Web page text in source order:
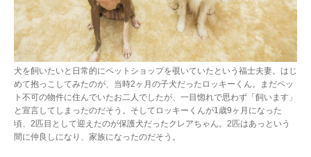
犬を飼いたいと日常的にペットショップを覗いていたという福士夫妻。はじ
めて抱っこしてみたのが、当時2ヶ月の子犬だったロッキーくん。まだペッ
ト不可の物件に住んでいたお二人でしたが、一目惚れで思わず「飼います」
と宣言してしまったのだそう。そしてロッキーくんが1歳9ヶ月になった
頃、2匹目として迎えたのが保護犬だったクレアちゃん。2匹はあっという
間に仲良しになり、家族になったのだそう。